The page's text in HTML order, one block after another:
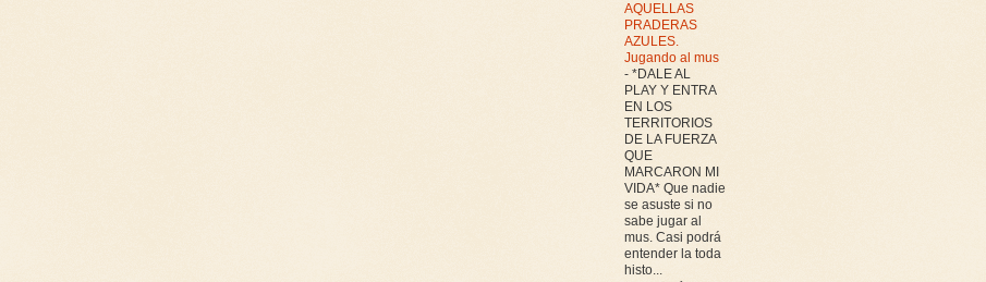
AQUELLAS
PRADERAS
AZULES.
Jugando al mus
- *DALE AL
PLAY Y ENTRA
EN LOS
TERRITORIOS
DE LA FUERZA
QUE
MARCARON MI
VIDA* Que nadie
se asuste si no
sabe jugar al
mus. Casi podrá
entender la toda
histo...